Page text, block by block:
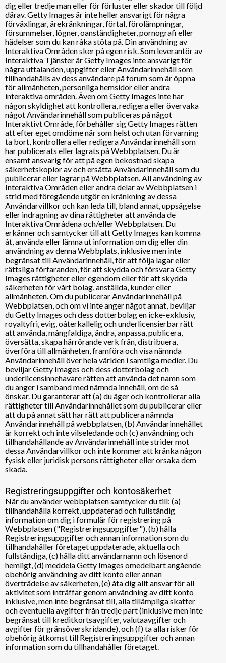
dig eller tredje man eller för förluster eller skador till följd
därav. Getty Images är inte heller ansvarigt för några
förväxlingar, ärekränkningar, förtal, förolämpningar,
försummelser, lögner, oanständigheter, pornografi eller
hädelser som du kan råka stöta på. Din användning av
Interaktiva Områden sker på egen risk. Som leverantör av
Interaktiva Tjänster är Getty Images inte ansvarigt för
några uttalanden, uppgifter eller Användarinnehåll som
tillhandahålls av dess användare på forum som är öppna
för allmänheten, personliga hemsidor eller andra
interaktiva områden. Även om Getty Images inte har
någon skyldighet att kontrollera, redigera eller övervaka
något Användarinnehåll som publiceras på något
Interaktivt Område, förbehåller sig Getty Images rätten
att efter eget omdöme när som helst och utan förvarning
ta bort, kontrollera eller redigera Användarinnehåll som
har publicerats eller lagrats på Webbplatsen. Du är
ensamt ansvarig för att på egen bekostnad skapa
säkerhetskopior av och ersätta Användarinnehåll som du
publicerar eller lagrar på Webbplatsen. All användning av
Interaktiva Områden eller andra delar av Webbplatsen i
strid med föregående utgör en kränkning av dessa
Användarvillkor och kan leda till, bland annat, uppsägelse
eller indragning av dina rättigheter att använda de
Interaktiva Områdena och/eller Webbplatsen. Du
erkänner och samtycker till att Getty Images kan komma
åt, använda eller lämna ut information om dig eller din
användning av denna Webbplats, inklusive men inte
begränsat till Användarinnehåll, för att följa lagar eller
rättsliga förfaranden, för att skydda och försvara Getty
Images rättigheter eller egendom eller för att skydda
säkerheten för vårt bolag, anställda, kunder eller
allmänheten. Om du publicerar Användarinnehåll på
Webbplatsen, och om vi inte anger något annat, beviljar
du Getty Images och dess dotterbolag en icke-exklusiv,
royaltyfri, evig, oåterkallelig och underlicensierbar rätt
att använda, mångfaldiga, ändra, anpassa, publicera,
översätta, skapa härrörande verk från, distribuera,
överföra till allmänheten, framföra och visa nämnda
Användarinnehåll över hela världen i samtliga medier. Du
beviljar Getty Images och dess dotterbolag och
underlicensinnehavare rätten att använda det namn som
du anger i samband med nämnda innehåll, om de så
önskar. Du garanterar att (a) du äger och kontrollerar alla
rättigheter till Användarinnehållet som du publicerar eller
att du på annat sätt har rätt att publicera nämnda
Användarinnehåll på webbplatsen, (b) Användarinnehållet
är korrekt och inte vilseledande och (c) användning och
tillhandahållande av Användarinnehåll inte strider mot
dessa Användarvillkor och inte kommer att kränka någon
fysisk eller juridisk persons rättigheter eller orsaka dem
skada.
Registreringsuppgifter och kontosäkerhet
När du använder webbplatsen samtycker du till: (a)
tillhandahålla korrekt, uppdaterad och fullständig
information om dig i formulär för registrering på
Webbplatsen ("Registreringsuppgifter"), (b) hålla
Registreringsuppgifter och annan information som du
tillhandahåller företaget uppdaterade, aktuella och
fullständiga, (c) hålla ditt användarnamn och lösenord
hemligt, (d) meddela Getty Images omedelbart angående
obehörig användning av ditt konto eller annan
överträdelse av säkerheten, (e) åta dig allt ansvar för all
aktivitet som inträffar genom användning av ditt konto
inklusive, men inte begränsat till, alla tillämpliga skatter
och eventuella avgifter från tredje part (inklusive men inte
begränsat till kreditkortsavgifter, valutaavgifter och
avgifter för gränsöverskridande), och (f) ta alla risker för
obehörig åtkomst till Registreringsuppgifter och annan
information som du tillhandahåller företaget.